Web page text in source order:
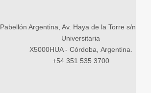
Pabellón Argentina, Av. Haya de la Torre s/n,
Universitaria
X5000HUA - Córdoba, Argentina.
+54 351 535 3700